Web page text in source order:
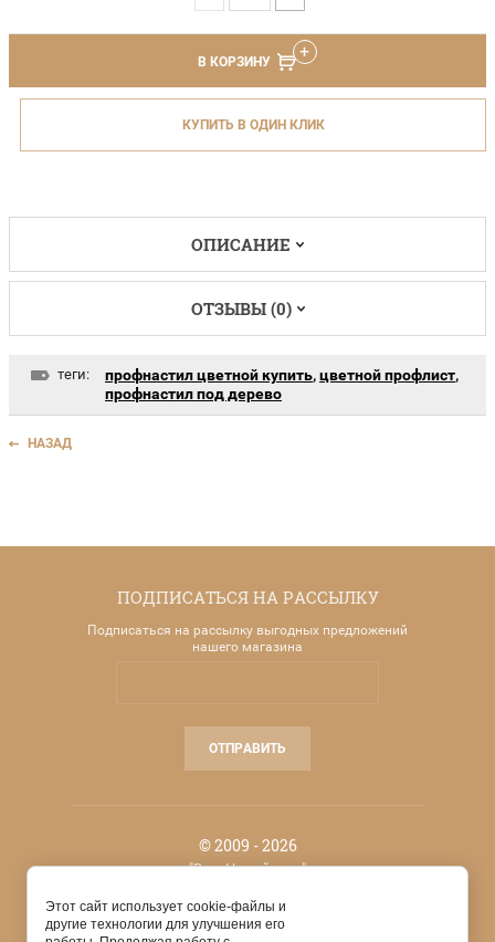
В КОРЗИНУ
КУПИТЬ В ОДИН КЛИК
ОПИСАНИЕ
ОТЗЫВЫ (0)
теги: профнастил цветной купить,цветной профлист,
профнастил под дерево
НАЗАД
ПОДПИСАТЬСЯ НА РАССЫЛКУ
Подписаться на рассылку выгодных предложений
нашего магазина
ОТПРАВИТЬ
© 2009 - 2026
"Ваш Новый дом"
проблемы
Этот сайт использует cookie-файлы и
другие технологии для улучшения его